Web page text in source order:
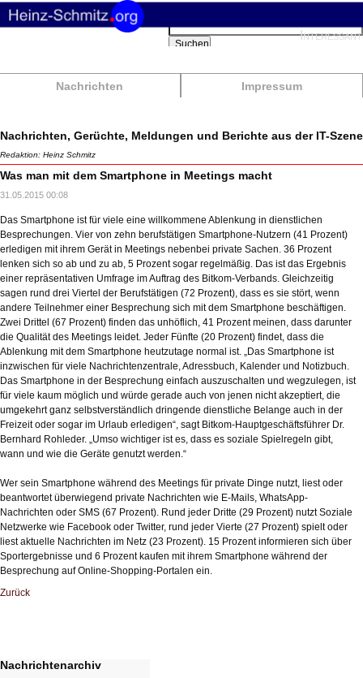
Nachrichten Impressum
Suchbegriffe
Suchen
Nachrichten, Gerüchte, Meldungen und Berichte aus der IT-Szene
Redaktion: Heinz Schmitz
Was man mit dem Smartphone in Meetings macht
31.05.2015 00:08
Das Smartphone ist für viele eine willkommene Ablenkung in dienstlichen
Besprechungen. Vier von zehn berufstätigen Smartphone-Nutzern (41 Prozent)
erledigen mit ihrem Gerät in Meetings nebenbei private Sachen. 36 Prozent
lenken sich so ab und zu ab, 5 Prozent sogar regelmäßig. Das ist das Ergebnis
einer repräsentativen Umfrage im Auftrag des Bitkom-Verbands. Gleichzeitig
sagen rund drei Viertel der Berufstätigen (72 Prozent), dass es sie stört, wenn
andere Teilnehmer einer Besprechung sich mit dem Smartphone beschäftigen.
Zwei Drittel (67 Prozent) finden das unhöflich, 41 Prozent meinen, dass darunter
die Qualität des Meetings leidet. Jeder Fünfte (20 Prozent) findet, dass die
Ablenkung mit dem Smartphone heutzutage normal ist. „Das Smartphone ist
inzwischen für viele Nachrichtenzentrale, Adressbuch, Kalender und Notizbuch.
Das Smartphone in der Besprechung einfach auszuschalten und wegzulegen, ist
für viele kaum möglich und würde gerade auch von jenen nicht akzeptiert, die
umgekehrt ganz selbstverständlich dringende dienstliche Belange auch in der
Freizeit oder sogar im Urlaub erledigen“, sagt Bitkom-Hauptgeschäftsführer Dr.
Bernhard Rohleder. „Umso wichtiger ist es, dass es soziale Spielregeln gibt,
wann und wie die Geräte genutzt werden.“
Wer sein Smartphone während des Meetings für private Dinge nutzt, liest oder
beantwortet überwiegend private Nachrichten wie E-Mails, WhatsApp-
Nachrichten oder SMS (67 Prozent). Rund jeder Dritte (29 Prozent) nutzt Soziale
Netzwerke wie Facebook oder Twitter, rund jeder Vierte (27 Prozent) spielt oder
liest aktuelle Nachrichten im Netz (23 Prozent). 15 Prozent informieren sich über
Sportergebnisse und 6 Prozent kaufen mit ihrem Smartphone während der
Besprechung auf Online-Shopping-Portalen ein.
Zurück
Nachrichtenarchiv